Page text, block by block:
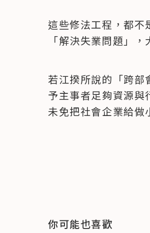
這些修法工程，都不
「解決失業問題」
若江揆所說的「跨
予主事者足夠資源與
未免把社會企業給做
你可能也喜歡